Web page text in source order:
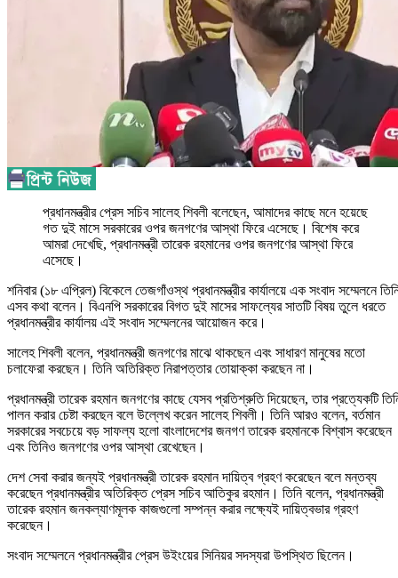
প্রধানমন্ত্রীর প্রেস সচিব সালেহ শিবলী বলেছেন, আমাদের কাছে মনে হয়েছে
গত দুই মাসে সরকারের ওপর জনগণের আস্থা ফিরে এসেছে। বিশেষ করে
আমরা দেখেছি, প্রধানমন্ত্রী তারেক রহমানের ওপর জনগণের আস্থা ফিরে
এসেছে।
শনিবার (১৮ এপ্রিল) বিকেলে তেজগাঁওস্থ প্রধানমন্ত্রীর কার্যালয়ে এক সংবাদ সম্মেলনে
এসব কথা বলেন। বিএনপি সরকারের বিগত দুই মাসের সাফল্যের সাতটি বিষয় তুলে ধরতে
প্রধানমন্ত্রীর কার্যালয় এই সংবাদ সম্মেলনের আয়োজন করে।
সালেহ শিবলী বলেন, প্রধানমন্ত্রী জনগণের মাঝে থাকছেন এবং সাধারণ মানুষের মতো
চলাফেরা করছেন। তিনি অতিরিক্ত নিরাপত্তার তোয়াক্কা করছেন না।
প্রধানমন্ত্রী তারেক রহমান জনগণের কাছে যেসব প্রতিশ্রুতি দিয়েছেন, তার প্রত্যেকটি
পালন করার চেষ্টা করছেন বলে উল্লেখ করেন সালেহ শিবলী। তিনি আরও বলেন, বর্তমান
সরকারের সবচেয়ে বড় সাফল্য হলো বাংলাদেশের জনগণ তারেক রহমানকে বিশ্বাস করেছেন
এবং তিনিও জনগণের ওপর আস্থা রেখেছেন।
দেশ সেবা করার জন্যই প্রধানমন্ত্রী তারেক রহমান দায়িত্ব গ্রহণ করেছেন বলে মন্তব্য
করেছেন প্রধানমন্ত্রীর অতিরিক্ত প্রেস সচিব আতিকুর রহমান। তিনি বলেন, প্রধানমন্ত্রী
তারেক রহমান জনকল্যাণমূলক কাজগুলো সম্পন্ন করার লক্ষ্যেই দায়িত্বভার গ্রহণ
করেছেন।
সংবাদ সম্মেলনে প্রধানমন্ত্রীর প্রেস উইংয়ের সিনিয়র সদস্যরা উপস্থিত ছিলেন।